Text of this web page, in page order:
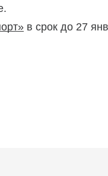
в срок до 27